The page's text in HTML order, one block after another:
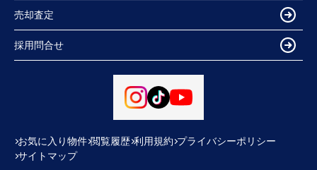
売却査定
採用問合せ
お気に入り物件 閲覧履歴 利用規約 プライバシーポリシー
サイトマップ